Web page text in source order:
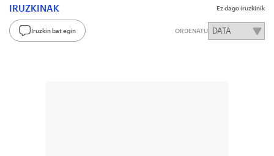
IRUZKINAK Ez dago iruzkinik
Iruzkin bat egin ORDENATU